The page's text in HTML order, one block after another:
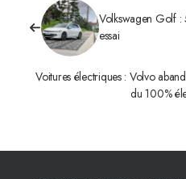
Volkswagen Golf :
essai
Voitures électriques : Volvo
du 100%